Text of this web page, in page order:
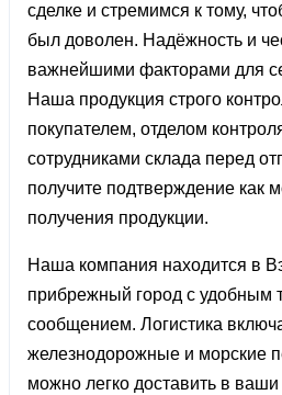
сделке и стремимся к тому,
был доволен. Надёжность и
важнейшими факторами для
Наша продукция строго
покупателем, отделом
сотрудниками склада перед
получите подтверждение как
получения продукции.
Наша компания находится в
прибрежный город с удобным
сообщением. Логистика
железнодорожные и морские
можно легко доставить в